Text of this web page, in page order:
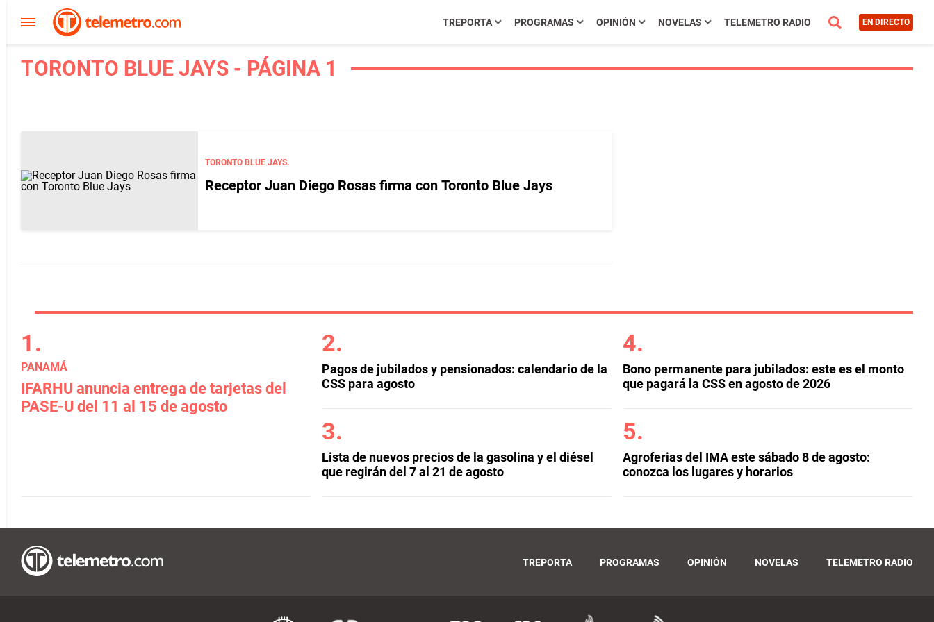
TREPORTA PROGRAMAS OPINIÓN NOVELAS TELEMETRO RADIO EN DIRECTO
TORONTO BLUE JAYS - PÁGINA 1
TORONTO BLUE JAYS.
Receptor Juan Diego Rosas firma con Toronto Blue Jays
PANAMÁ
IFARHU anuncia entrega de tarjetas del
PASE-U del 11 al 15 de agosto
Pagos de jubilados y pensionados: calendario de la
CSS para agosto
Lista de nuevos precios de la gasolina y el diésel
que regirán del 7 al 21 de agosto
Bono permanente para jubilados: este es el monto
que pagará la CSS en agosto de 2026
Agroferias del IMA este sábado 8 de agosto:
conozca los lugares y horarios
TREPORTA PROGRAMAS OPINIÓN NOVELAS TELEMETRO RADIO